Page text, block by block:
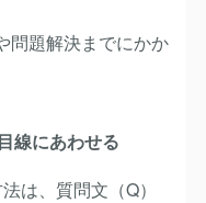
問題解決までにかか
線にあわせる
は、質問文（Q）